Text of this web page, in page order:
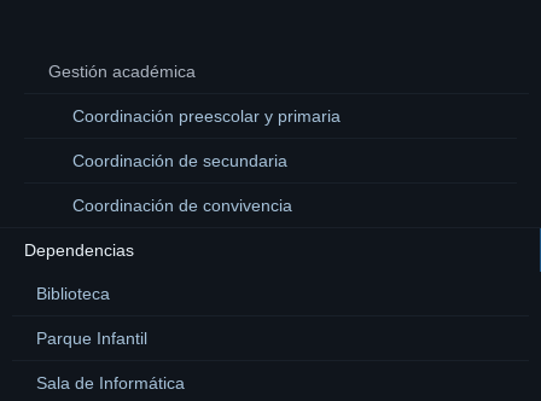
Gestión académica
Coordinación preescolar y primaria
Coordinación de secundaria
Coordinación de convivencia
Dependencias
Biblioteca
Parque Infantil
Sala de Informática